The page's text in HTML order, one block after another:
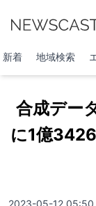
新着 地域検索
合成デー
に1億
2023-05-12 05:50